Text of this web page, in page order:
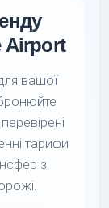
Airport
вашої
тарифи
з